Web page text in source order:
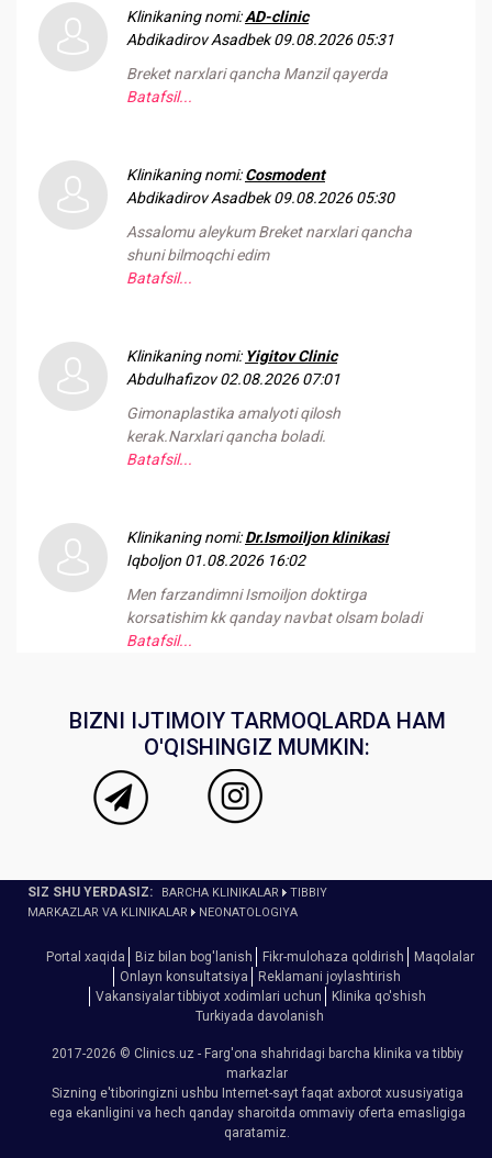
Klinikaning nomi:AD-clinic
Abdikadirov Asadbek 09.08.2026 05:31
Breket narxlari qancha Manzil qayerda
Batafsil...
Klinikaning nomi:Cosmodent
Abdikadirov Asadbek 09.08.2026 05:30
Assalomu aleykum Breket narxlari qancha
shuni bilmoqchi edim
Batafsil...
Klinikaning nomi: Yigitov Clinic
Abdulhafizov 02.08.2026 07:01
Gimonaplastika amalyoti qilosh
kerak.Narxlari qancha boladi.
Batafsil...
Klinikaning nomi:Dr.Ismoiljon klinikasi
Iqboljon 01.08.2026 16:02
Men farzandimni Ismoiljon doktirga
korsatishim kk qanday navbat olsam boladi
Batafsil...
BIZNI IJTIMOIY TARMOQLARDA HAM
O'QISHINGIZ MUMKIN:
SIZ SHU YERDASIZ: BARCHA KLINIKALAR
TIBBIY
MARKAZLAR VA KLINIKALAR
NEONATOLOGIYA
Portal xaqida Biz bilan bog'lanish Fikr-mulohaza qoldirish
Maqolalar
Onlayn konsultatsiya
Reklamani joylashtirish
Vakansiyalar tibbiyot xodimlari uchun
Klinika qo'shish
Turkiyada davolanish
2017-2026 © Clinics.uz - Farg'ona shahridagi barcha klinika va tibbiy
markazlar
Sizning e'tiboringizni ushbu Internet-sayt faqat axborot xususiyatiga
ega ekanligini va hech qanday sharoitda ommaviy oferta emasligiga
qaratamiz.